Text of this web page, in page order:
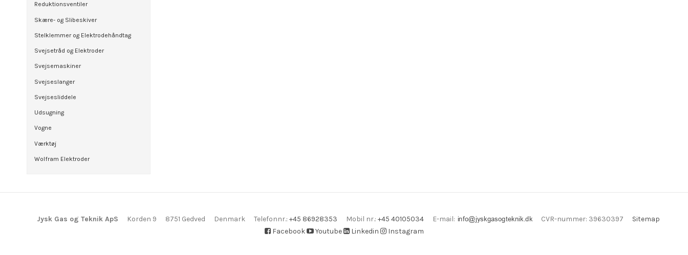
Reduktionsventiler
Skære- og Slibeskiver
Stelklemmer og Elektrodehåndtag
Svejsetråd og Elektroder
Svejsemaskiner
Svejseslanger
Svejsesliddele
Udsugning
Vogne
Værktøj
Wolfram Elektroder
Jysk Gas og Teknik ApS Korden 9 8751 Gedved Denmark Telefonnr.: +45 86928353 Mobil nr.: +45 40105034 E-mail: CVR-nummer: 39630397
Sitemap
Facebook
Youtube Linkedin Instagram